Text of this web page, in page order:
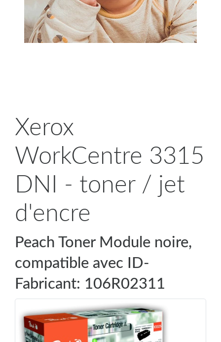
Xerox
WorkCentre 3315
DNI - toner / jet
d'encre
Peach Toner Module noire,
compatible avec ID-
Fabricant: 106R02311